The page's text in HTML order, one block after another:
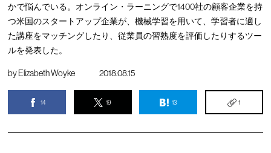
かで悩んでいる。オンライン・ラーニングで1400社の顧客企業を持
つ米国のスタートアップ企業が、機械学習を用いて、学習者に適し
た講座をマッチングしたり、従業員の習熟度を評価したりするツー
ルを発表した。
byElizabeth Woyke 2018.08.15
14 19 13 1